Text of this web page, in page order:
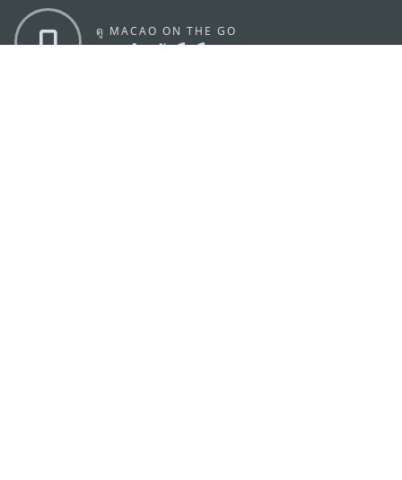
ดู MACAO ON THE GO
แอพสำหรับมือถือ